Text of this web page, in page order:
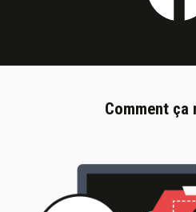
Comment ça